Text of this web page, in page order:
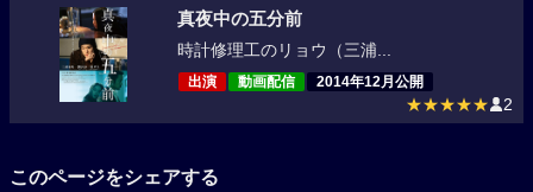
真夜中の五分前
時計修理工のリョウ（三浦...
出演 動画配信 2014年12月公開
★★★★★ 2
このページをシェアする